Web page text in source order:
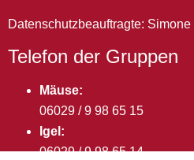
Datenschutzbeauftragte:
Telefon der Gruppen
Mäuse:
06029 / 9 98 65 15
Igel:
06029 / 9 98 65 14